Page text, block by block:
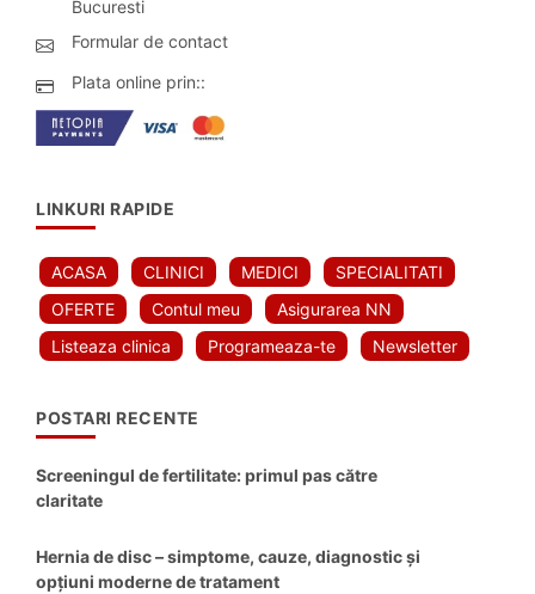
Bucuresti
Formular de contact
Plata online prin::
LINKURI RAPIDE
ACASA CLINICI MEDICI
SPECIALITATI
OFERTE
Contul meu
Asigurarea NN
Listeaza clinica
Programeaza-te Newsletter
POSTARI RECENTE
Screeningul de fertilitate: primul pas către
claritate
Hernia de disc – simptome, cauze, diagnostic și
opțiuni moderne de tratament